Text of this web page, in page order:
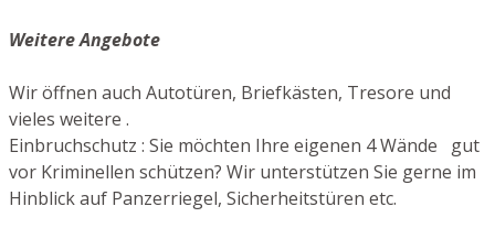
Weitere Angebote
Wir öffnen auch Autotüren, Briefkästen, Tresore und
vieles weitere .
Einbruchschutz : Sie möchten Ihre eigenen 4 Wände gut
vor Kriminellen schützen? Wir unterstützen Sie gerne im
Hinblick auf Panzerriegel, Sicherheitstüren etc.